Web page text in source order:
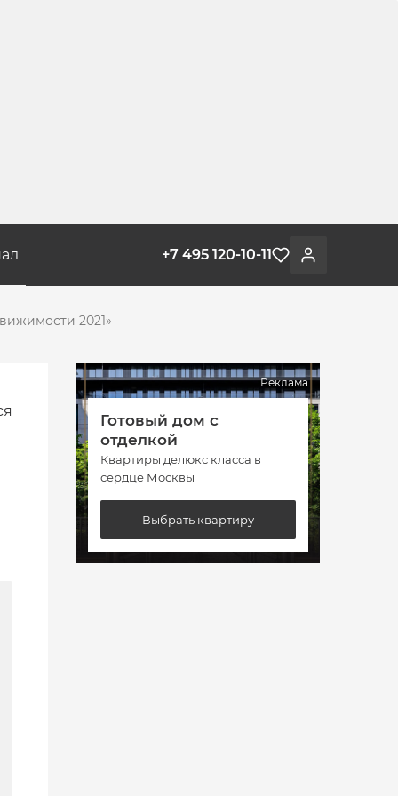
Войти
Избранное
+7 495 120-10-11
2021»
Реклама
Готовый дом с
отделкой
Квартиры делюкс класса в
сердце Москвы
Выбрать квартиру